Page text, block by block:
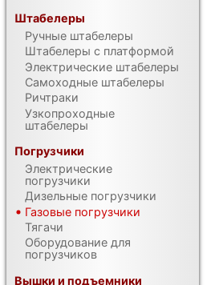
Штабелеры
Ручные штабелеры
Штабелеры с платформой
Электрические штабелеры
Самоходные штабелеры
Ричтраки
Узкопроходные
штабелеры
Погрузчики
Электрические
погрузчики
Дизельные погрузчики
Газовые погрузчики
Тягачи
Оборудование для
погрузчиков
Вышки и подъемники